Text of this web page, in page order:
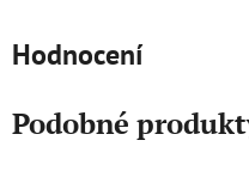
Hodnocení
Podobné